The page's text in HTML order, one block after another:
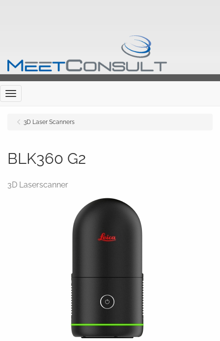
Menu
3D Laser Scanners
BLK360 G2
3D Laserscanner